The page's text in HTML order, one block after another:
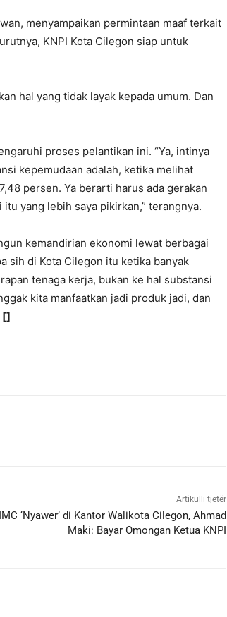
menyampaikan permintaan maaf terkait
KNPI Kota Cilegon siap untuk
hal yang tidak layak kepada umum. Dan
proses pelantikan ini. “Ya, intinya
kepemudaan adalah, ketika melihat
persen. Ya berarti harus ada gerakan
yang lebih saya pikirkan,” terangnya.
kemandirian ekonomi lewat berbagai
sih di Kota Cilegon itu ketika banyak
tenaga kerja, bukan ke hal substansi
kita manfaatkan jadi produk jadi, dan
[]
Artikulli tjetër
IMC ‘Nyawer’ di Kantor Walikota Cilegon, Ahmad
Maki: Bayar Omongan Ketua KNPI